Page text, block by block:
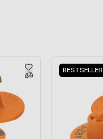
BESTSELLER